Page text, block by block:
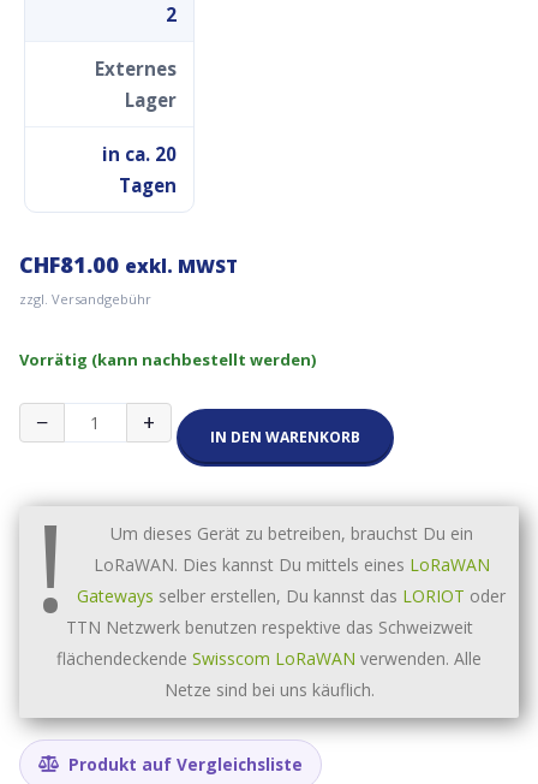
2
Externes
Lager
in ca. 20
Tagen
CHF81.00 exkl. MWST
zzgl. Versandgebühr
Vorrätig (kann nachbestellt werden)
−
Milesight
Storefront
VS361
868MHz
Menge
+ IN DEN WARENKORB
!
Um dieses Gerät zu betreiben, brauchst Du ein
LoRaWAN. Dies kannst Du mittels eines LoRaWAN
Gateways selber erstellen, Du kannst das LORIOT oder
TTN Netzwerk benutzen respektive das Schweizweit
flächendeckende Swisscom LoRaWAN verwenden. Alle
Netze sind bei uns käuflich.
Produkt auf Vergleichsliste